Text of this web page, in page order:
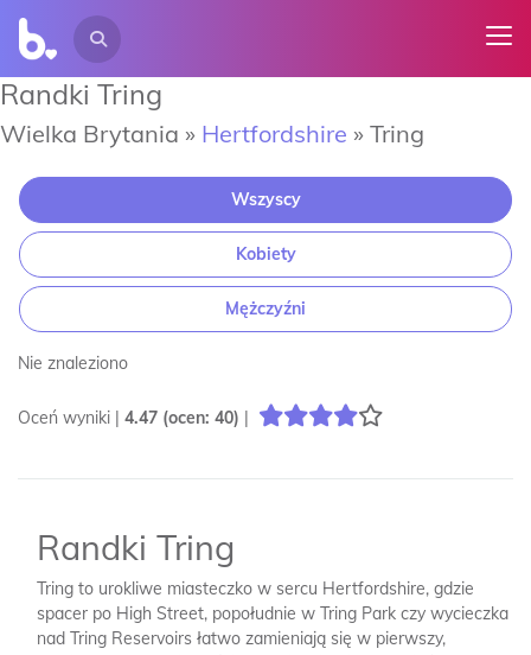
Randki Tring
Wielka Brytania » Hertfordshire » Tring
Wszyscy
Kobiety
Mężczyźni
Nie znaleziono
Oceń wyniki | 4.47 (ocen: 40) |
Randki Tring
Tring to urokliwe miasteczko w sercu Hertfordshire, gdzie
spacer po High Street, popołudnie w Tring Park czy wycieczka
nad Tring Reservoirs łatwo zamieniają się w pierwszy,